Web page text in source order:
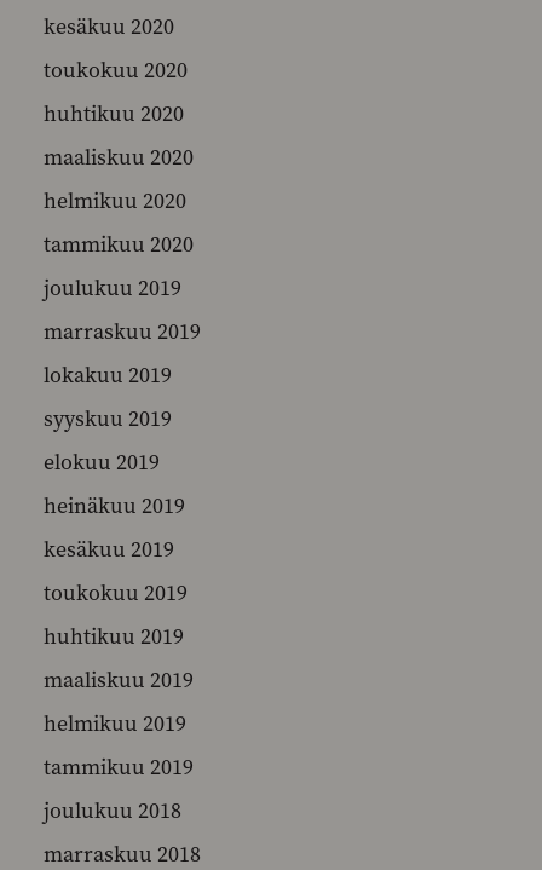
kesäkuu 2020
toukokuu 2020
huhtikuu 2020
maaliskuu 2020
helmikuu 2020
tammikuu 2020
joulukuu 2019
marraskuu 2019
lokakuu 2019
syyskuu 2019
elokuu 2019
heinäkuu 2019
kesäkuu 2019
toukokuu 2019
huhtikuu 2019
maaliskuu 2019
helmikuu 2019
tammikuu 2019
joulukuu 2018
marraskuu 2018